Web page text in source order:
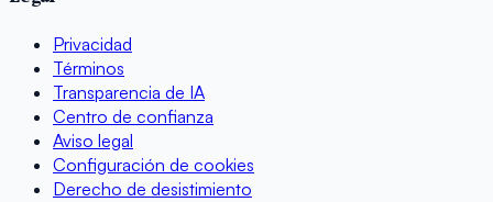
Privacidad
Términos
Transparencia de IA
Centro de confianza
Aviso legal
Configuración de cookies
Derecho de desistimiento